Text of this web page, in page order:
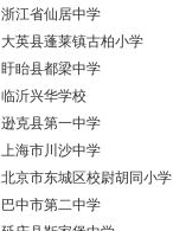
浙江省仙居中学
大英县蓬莱镇古柏小学
盱眙县都梁中学
临沂兴华学校
逊克县第一中学
上海市川沙中学
北京市东城区校尉胡同小学
巴中市第二中学